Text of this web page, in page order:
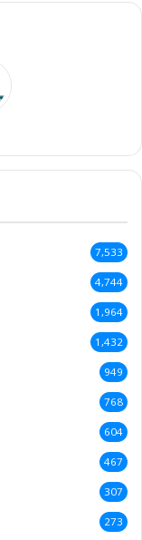
7,533
4,744
1,964
1,432
949
768
604
467
307
273